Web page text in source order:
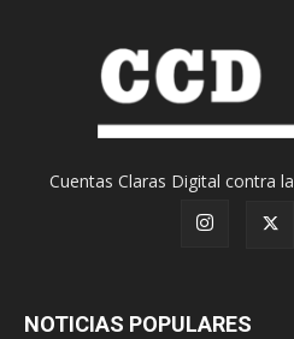
Cuentas Claras Digital contra
NOTICIAS POPULARES